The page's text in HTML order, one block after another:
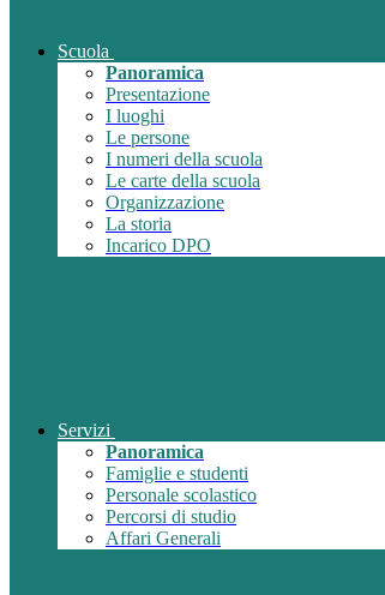
Scuola
Panoramica
Presentazione
I luoghi
Le persone
I numeri della scuola
Le carte della scuola
Organizzazione
La storia
Incarico DPO
Servizi
Panoramica
Famiglie e studenti
Personale scolastico
Percorsi di studio
Affari Generali